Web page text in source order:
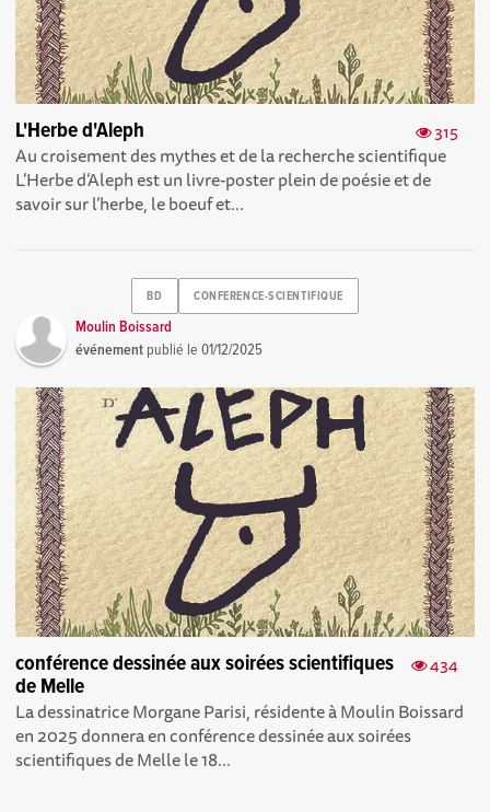
315
L'Herbe d'Aleph
Au croisement des mythes et de la recherche scientifique
L’Herbe d’Aleph est un livre-poster plein de poésie et de
savoir sur l’herbe, le boeuf et...
BD CONFERENCE-SCIENTIFIQUE
Moulin Boissard
événement publié le01/12/2025
434
conférence dessinée aux soirées scientifiques
de Melle
La dessinatrice Morgane Parisi, résidente à Moulin Boissard
en 2025 donnera en conférence dessinée aux soirées
scientifiques de Melle le 18...